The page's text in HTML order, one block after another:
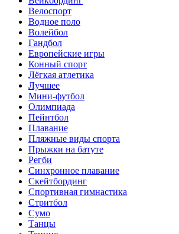
Велоспорт
Водное поло
Волейбол
Гандбол
Европейские игры
Конный спорт
Лёгкая атлетика
Лучшее
Мини-футбол
Олимпиада
Пейнтбол
Плавание
Пляжные виды спорта
Прыжки на батуте
Регби
Синхронное плавание
Скейтбординг
Спортивная гимнастика
Стритбол
Сумо
Танцы